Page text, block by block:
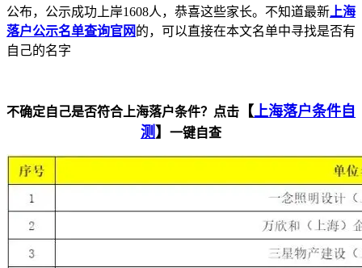
公布，公示成功上岸1608人，恭喜这些家长。不知道最新 上海
落户公示名单查询官网的，可以直接在本文名单中寻找是否有
自己的名字
不确定自己是否符合上海落户条件？点击 【 上海落户条件自
测 】 一键自查